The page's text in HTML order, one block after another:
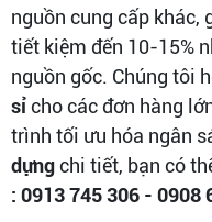
nguồn cung cấp khác,
tiết kiệm đến 10-15%
nguồn gốc. Chúng tôi
sỉcho các đơn hàng
trình tối ưu hóa ngân
dựngchi tiết, bạn có
: 0913 745 306 - 0908